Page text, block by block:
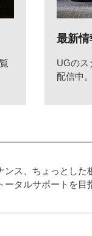
最新情
UGのス
配信中
ンス、ちょっとした
ータルサポートを目